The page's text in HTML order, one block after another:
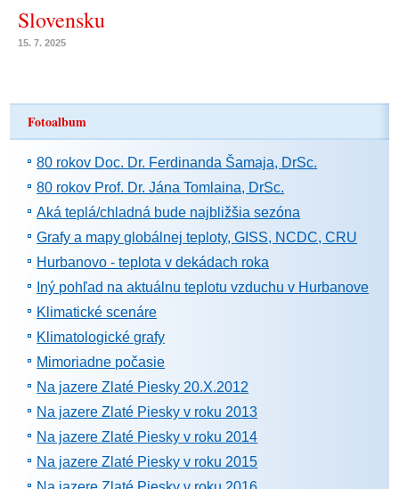
Slovensku
15. 7. 2025
Fotoalbum
80 rokov Doc. Dr. Ferdinanda Šamaja, DrSc.
80 rokov Prof. Dr. Jána Tomlaina, DrSc.
Aká teplá/chladná bude najbližšia sezóna
Grafy a mapy globálnej teploty, GISS, NCDC, CRU
Hurbanovo - teplota v dekádach roka
Iný pohľad na aktuálnu teplotu vzduchu v Hurbanove
Klimatické scenáre
Klimatologické grafy
Mimoriadne počasie
Na jazere Zlaté Piesky 20.X.2012
Na jazere Zlaté Piesky v roku 2013
Na jazere Zlaté Piesky v roku 2014
Na jazere Zlaté Piesky v roku 2015